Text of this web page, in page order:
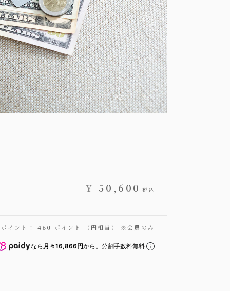
¥ 50,600 税込
イント： 460 ポイント （円相当） ※会員のみ
なら 月々16,866円から。分割手数料無料